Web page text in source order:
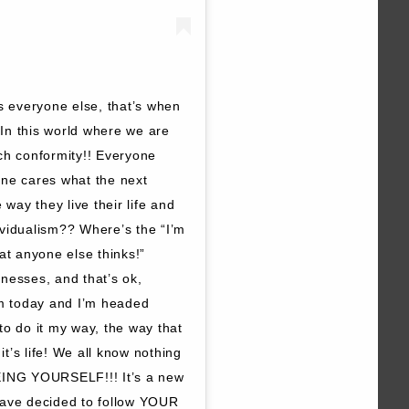
everyone else, that’s when
this world where we are
conformity!! Everyone
cares what the next
they live their life and
Where’s the “I’m
anyone else thinks!”
and that’s ok,
today and I’m headed
do it my way, the way that
life! We all know nothing
YOURSELF!!! It’s a new
decided to follow YOUR